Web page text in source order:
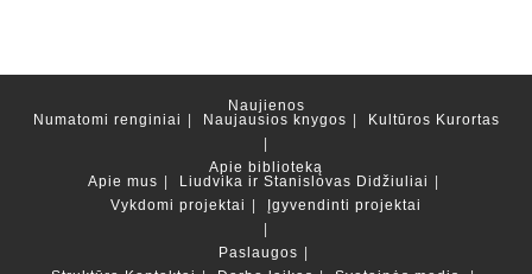
Naujienos
Numatomi renginiai
Naujausios knygos Kultūros Kurortas
Apie biblioteką
Apie mus
Liudvika ir Stanislovas Didžiuliai
Vykdomi projektai
Įgyvendinti projektai
Paslaugos